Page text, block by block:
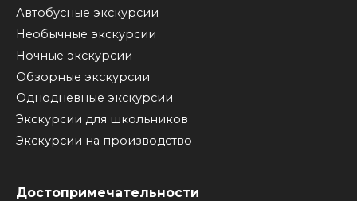
Автобусные экскурсии
Необычные экскурсии
Ночные экскурсии
Обзорные экскурсии
Однодневные экскурсии
Экскурсии для школьников
Экскурсии на производство
Достопримечательности